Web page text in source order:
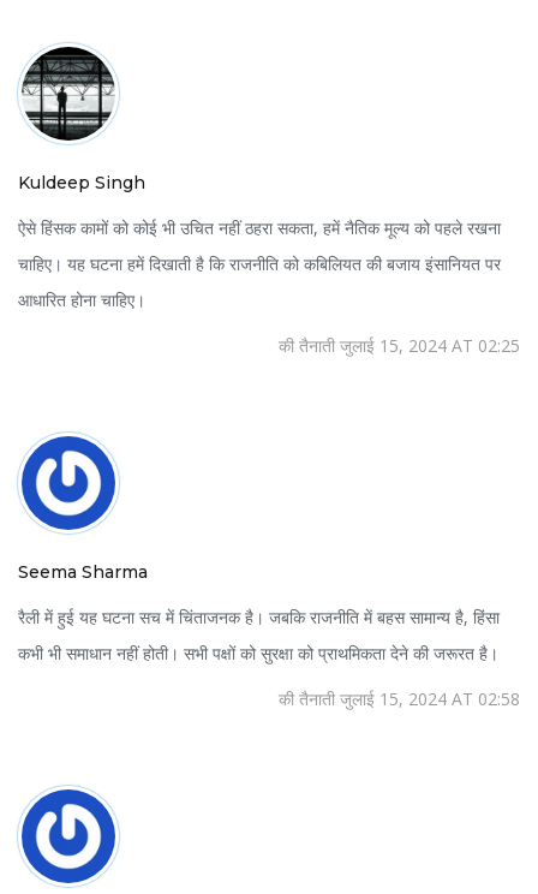
Kuldeep Singh
ऐसे हिंसक कामों को कोई भी उचित नहीं ठहरा सकता, हमें नैतिक मूल्य को पहले रखना
चाहिए। यह घटना हमें दिखाती है कि राजनीति को कबिलियत की बजाय इंसानियत पर
आधारित होना चाहिए।
की तैनाती जुलाई 15, 2024 AT 02:25
Seema Sharma
रैली में हुई यह घटना सच में चिंताजनक है। जबकि राजनीति में बहस सामान्य है, हिंसा
कभी भी समाधान नहीं होती। सभी पक्षों को सुरक्षा को प्राथमिकता देने की जरूरत है।
की तैनाती जुलाई 15, 2024 AT 02:58